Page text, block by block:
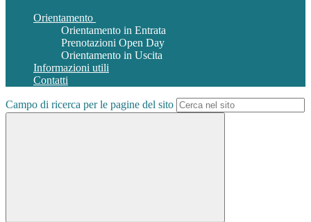
Orientamento
Orientamento in Entrata
Prenotazioni Open Day
Orientamento in Uscita
Informazioni utili
Contatti
Campo di ricerca per le pagine del sito